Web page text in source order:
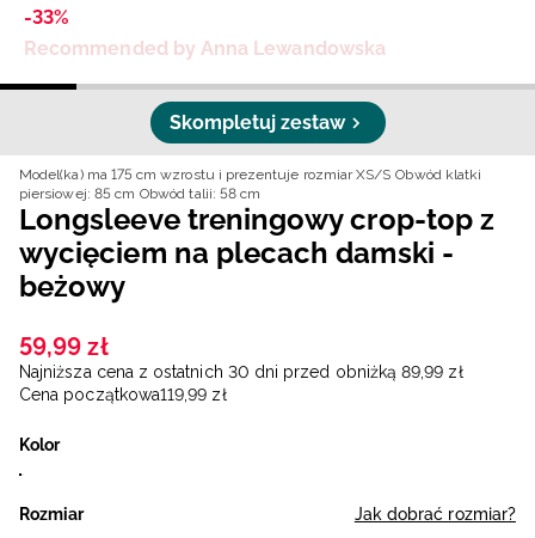
-33%
Recommended by Anna Lewandowska
Skompletuj zestaw
Model(ka) ma 175 cm wzrostu i prezentuje rozmiar XS/S Obwód klatki
piersiowej: 85 cm Obwód talii: 58 cm
Longsleeve treningowy crop-top z
wycięciem na plecach damski -
beżowy
59,99 zł
Najniższa cena z ostatnich 30 dni przed obniżką 89,99 zł
Cena początkowa119,99 zł
Kolor
Rozmiar Jak dobrać rozmiar?